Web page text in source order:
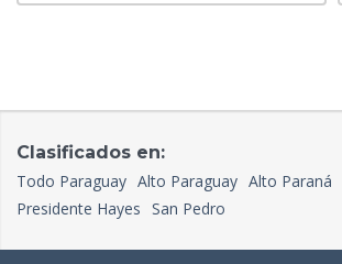
Clasificados en:
Todo Paraguay Alto Paraguay Alto Paraná
Presidente Hayes San Pedro